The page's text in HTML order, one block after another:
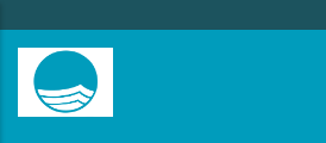
to
main
content